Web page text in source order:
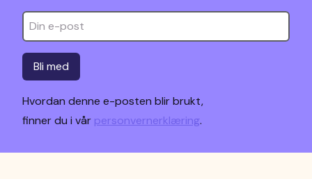
Bli med
Hvordan denne e-posten blir brukt,
finner du i vår personvernerklæring.